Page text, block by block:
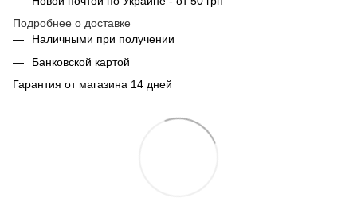
Подробнее о доставке
Наличными при получении
Банковской картой
Гарантия от магазина 14 дней